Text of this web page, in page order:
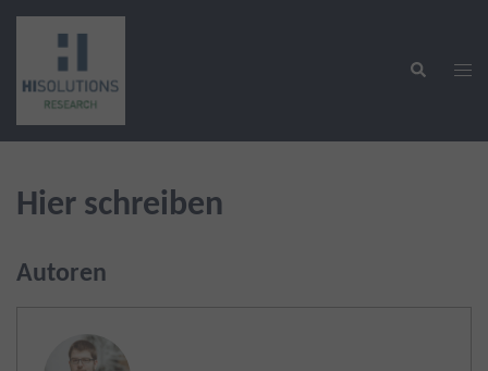
Zum
springen
Suche
Hier schreiben
Autoren